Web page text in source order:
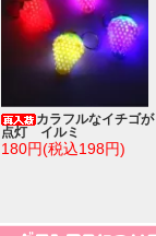
カラフルなイチゴが
点灯 イルミ
180円(税込198円)